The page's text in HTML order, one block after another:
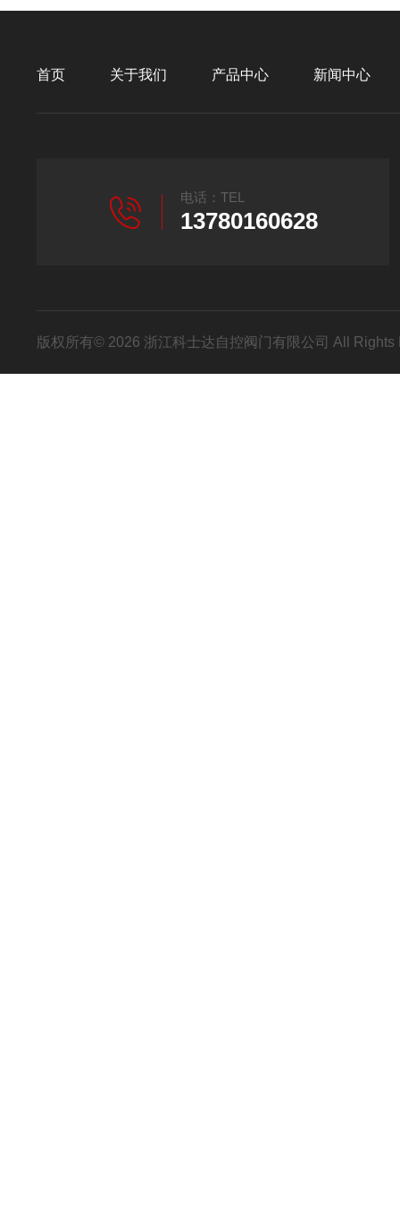
首页 关于我们 产品中心 新闻中心
电话：TEL
13780160628
版权所有© 2026 浙江科士达自控阀门有限公司 All